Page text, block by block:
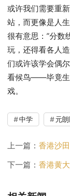
或许我们需要重
站，而更像是人
很有意思：”分数
玩，还得看各人
们或许该学会偶
看候鸟——毕竟生
戏。
中学 元
上一篇： 香港沙
下一篇： 香港黄大